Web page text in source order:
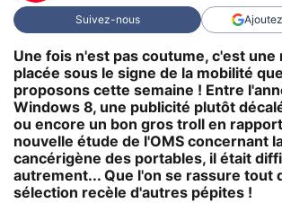
Suivez-nous
Une fois n'est pas coutume, c'est une
placée sous le signe de la mobilité
proposons cette semaine ! Entre
Windows 8, une publicité plutôt
ou encore un bon gros troll en
nouvelle étude de l'OMS concernant
cancérigène des portables, il était
autrement... Que l'on se rassure tout
sélection recèle d'autres pépites !